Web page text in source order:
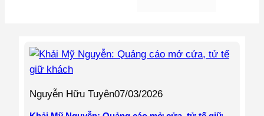
Nguyễn Hữu Tuyên07/03/2026